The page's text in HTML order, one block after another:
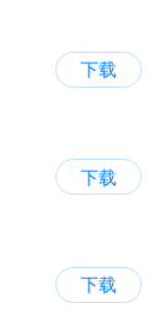
下载
下载
下载